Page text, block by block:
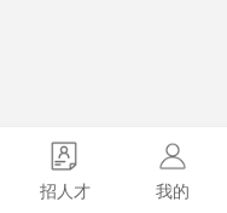
招人才 我的